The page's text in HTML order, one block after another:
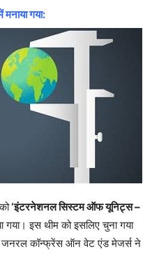
मनाया गया:
‘इंटरनेशनल सिस्टम ऑफ यूनिट्स –
गया। इस थीम को इसलिए चुना गया
जनरल कॉन्फ्रेंस ऑन वेट एंड मेजर्स ने